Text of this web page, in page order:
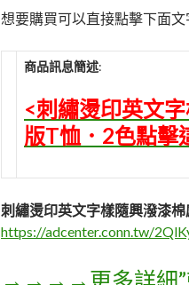
想要購買可以直接點擊下面
商品訊息簡述:
<刺繡燙印英文
版T恤．2色點擊
刺繡燙印英文字樣隨興潑漆
https://adcenter.conn.tw/
→→→→更多詳細”